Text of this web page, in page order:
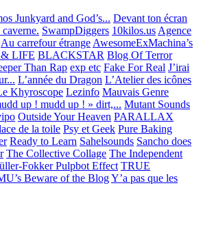
Junkyard and God’s... Devant ton écran
SwampDiggers 10kilos.us Agence
Au carrefour étrange AwesomeExMachina’s
LIFE BLACKSTAR Blog Of Terror
Than Rap exp etc Fake For Real J’irai
L’année du Dragon L’Atelier des icônes
Khyroscope Lezinfo Mauvais Genre
up ! mudd up ! » dirt,... Mutant Sounds
Outside Your Heaven PARALLAX
de la toile Psy et Geek Pure Baking
Ready to Learn Sahelsounds Sancho does
The Collective Collage The Independent
Fokker Pulpbot Effect TRUE
Beware of the BlogY’a pas que les